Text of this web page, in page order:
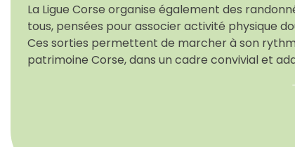
La Ligue Corse organise également des
tous, pensées pour associer activité physique
Ces sorties permettent de marcher à son
patrimoine Corse, dans un cadre convivial et